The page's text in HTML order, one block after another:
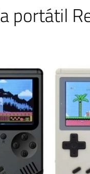
portátil